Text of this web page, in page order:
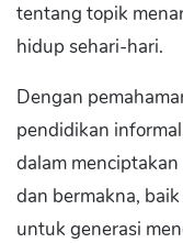
tentang topik
hidup sehari-hari.
Dengan
pendidikan
dalam
dan bermakna,
untuk generasi